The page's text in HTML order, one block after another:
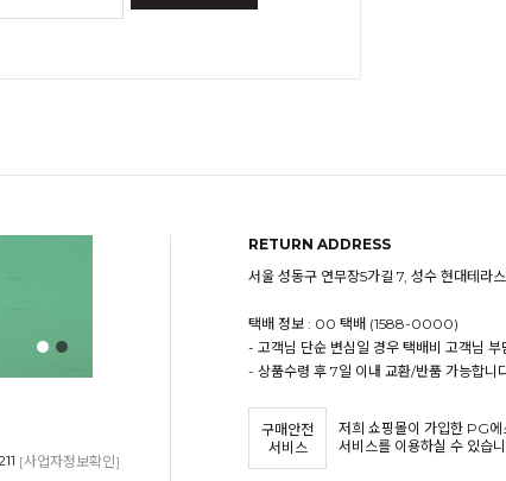
[사업자정보확인]
RETURN ADDRESS
서울 성동구 연무장5가길 7, 성수 현대테라
택배 정보 : 00 택배 (1588-0000)
- 고객님 단순 변심일 경우 택배비 고객님 부
- 상품수령 후 7일 이내 교환/반품 가능합니
구매안전
서비스
저희 쇼핑몰이 가입한 PG에
서비스를 이용하실 수 있습